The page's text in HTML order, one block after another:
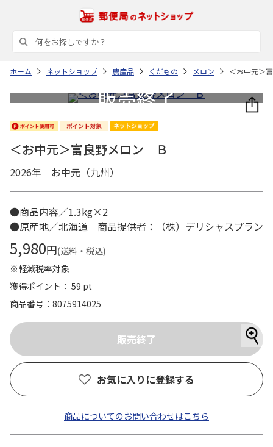
ホーム ネットショップ 農産品 くだもの メロン ＜お中元＞
＜お中元＞富良野メロン Ｂ
2026年 お中元（九州）
●商品内容／1.3kg×2
●原産地／北海道 商品提供者：（株）デリシャスプラン
5,980円(送料・税込)
※軽減税率対象
獲得ポイント： 59 pt
商品番号
8075914025
お気に入りに登録する
商品についてのお問い合わせはこちら